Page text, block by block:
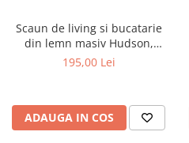
Saltele cu spuma
Saltele cu spuma poliuretanica
Saltele 140x200
Comode living
Set mese plus scaune
Scaune ergonomice
Etajere Birou
Scaune conferinta
Scaune terasa si outdoor
Scaun de living si bucatarie
din lemn masiv Hudson,
tapiterie stofa,100 kg,
195,00 Lei
ADAUGA IN COS